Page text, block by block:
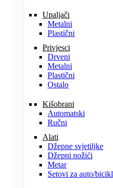
Upaljači
Metalni
Plastični
Privjesci
Drveni
Metalni
Plastični
Ostalo
Kišobrani
Automatski
Ručni
Alati
Džepne svjetiljke
Džepni nožići
Metar
Setovi za auto/bicikl